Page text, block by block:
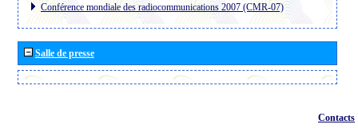
Conférence mondiale des radiocommunications 2007 (CMR-07)
Salle de presse
Contacts